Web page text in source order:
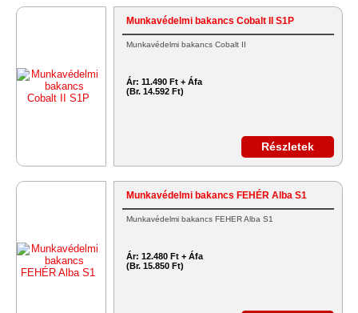
Munkavédelmi bakancs Cobalt II S1P
Munkavédelmi bakancs Cobalt II
Ár: 11.490 Ft + Áfa
(Br. 14.592 Ft)
Részletek
Munkavédelmi bakancs FEHÉR Alba S1
Munkavédelmi bakancs FEHÉR Alba S1
Ár: 12.480 Ft + Áfa
(Br. 15.850 Ft)